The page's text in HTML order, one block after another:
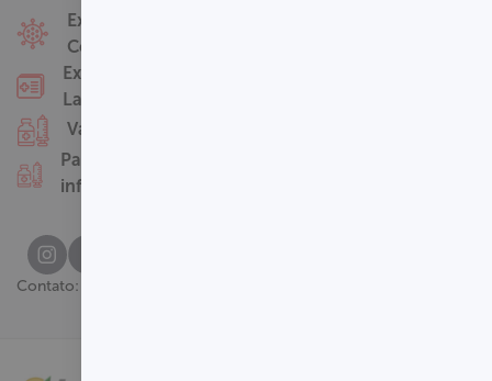
Exames
Covid-19
Exames
Laboratoriais
Vacinas
Pacotes
infantis
Contato: